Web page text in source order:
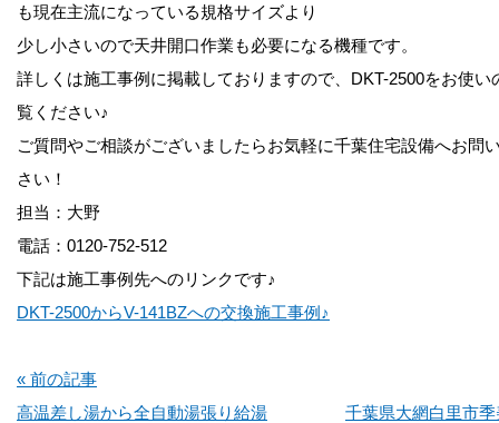
も現在主流になっている規格サイズより
少し小さいので天井開口作業も必要になる機種です。
詳しくは施工事例に掲載しておりますので、DKT-2500をお使い
覧ください♪
ご質問やご相談がございましたらお気軽に千葉住宅設備へお問
さい！
担当：大野
電話：0120-752-512
下記は施工事例先へのリンクです♪
DKT-2500からV-141BZへの交換施工事例♪
« 前の記事
高温差し湯から全自動湯張り給湯
千葉県大網白里市